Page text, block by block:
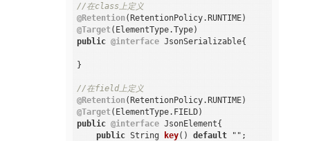
//在class上定义
@Retention
@Target
public @interface JsonSerializable{
}
//在field上定义
@Retention
@Target
public @interface JsonElement{
public String key() default "" ;